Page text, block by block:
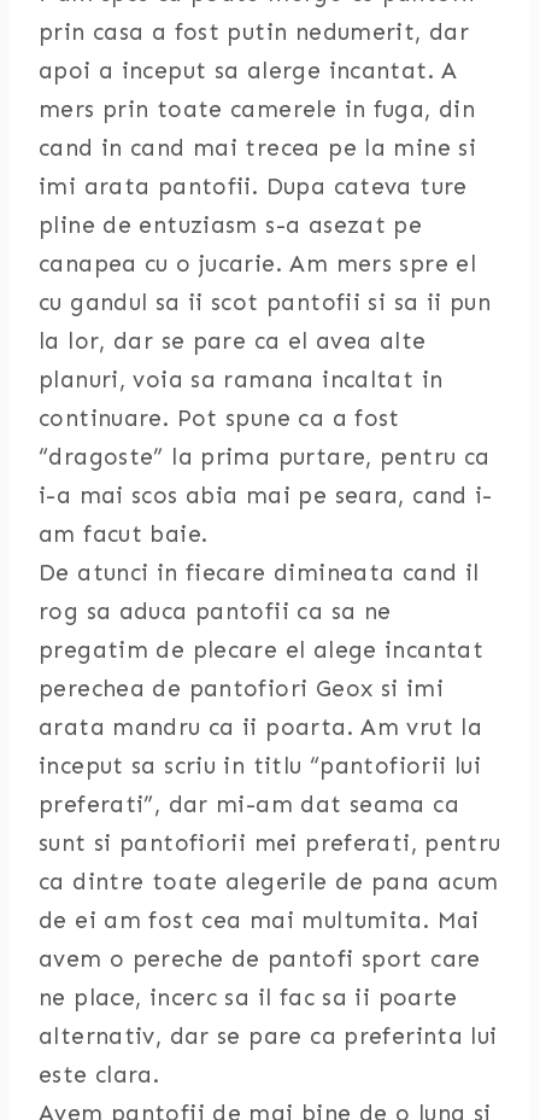
prin casa a fost putin nedumerit, dar
apoi a inceput sa alerge incantat. A
mers prin toate camerele in fuga, din
cand in cand mai trecea pe la mine si
imi arata pantofii. Dupa cateva ture
pline de entuziasm s-a asezat pe
canapea cu o jucarie. Am mers spre el
cu gandul sa ii scot pantofii si sa ii pun
la lor, dar se pare ca el avea alte
planuri, voia sa ramana incaltat in
continuare. Pot spune ca a fost
“dragoste” la prima purtare, pentru ca
i-a mai scos abia mai pe seara, cand i-
am facut baie.
De atunci in fiecare dimineata cand il
rog sa aduca pantofii ca sa ne
pregatim de plecare el alege incantat
perechea de pantofiori Geox si imi
arata mandru ca ii poarta. Am vrut la
inceput sa scriu in titlu “pantofiorii lui
preferati”, dar mi-am dat seama ca
sunt si pantofiorii mei preferati, pentru
ca dintre toate alegerile de pana acum
de ei am fost cea mai multumita. Mai
avem o pereche de pantofi sport care
ne place, incerc sa il fac sa ii poarte
alternativ, dar se pare ca preferinta lui
este clara.
Avem pantofii de mai bine de o luna si